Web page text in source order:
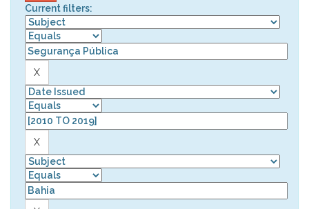
Current filters: